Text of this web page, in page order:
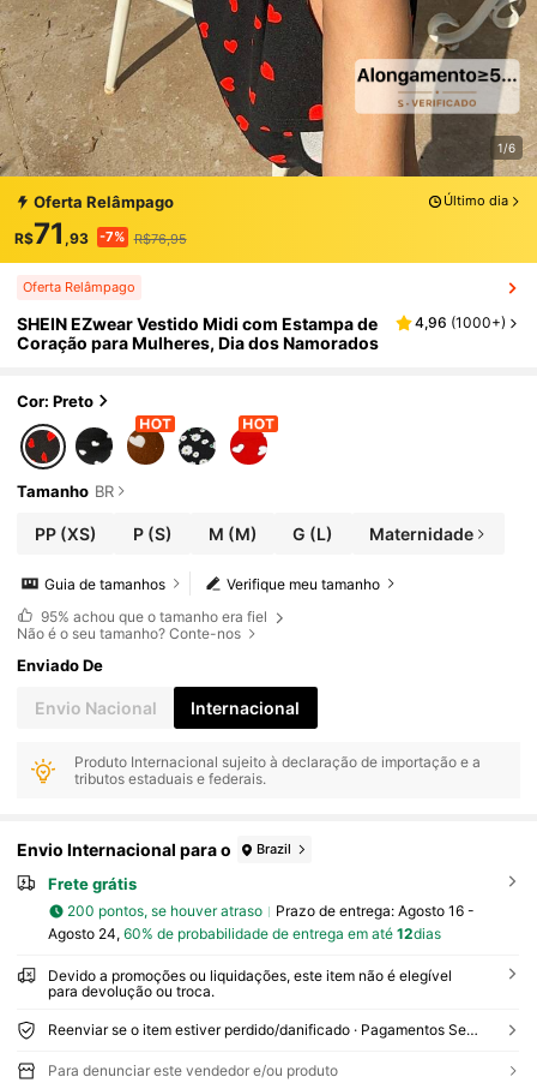
1/6
Oferta Relâmpago Último dia
R$71 ,93 -7% R$76,95
Oferta Relâmpago
SHEIN EZwear Vestido Midi com Estampa de
Coração para Mulheres, Dia dos Namorados
4,96 (1000+)
Cor: Preto
Tamanho BR
PP(XS) P(S) M (M) G (L) Maternidade
Verifique meu tamanho
Guia de tamanhos
95% achou que o tamanho era fiel
Não é o seu tamanho? Conte-nos
Enviado De
Envio Nacional Internacional
Produto Internacional sujeito à declaração de importação e a
tributos estaduais e federais.
Envio Internacional para o Brazil
Frete grátis
200 pontos, se houver atraso Prazo de entrega: Agosto 16 -
Agosto 24, 60% de probabilidade de entrega em até 12dias
Devido a promoções ou liquidações, este item não é elegível
para devolução ou troca.
Reenviar se o item estiver perdido/danificado · Pagamentos Seguros · Proteção de privacidade
Para denunciar este vendedor e/ou produto